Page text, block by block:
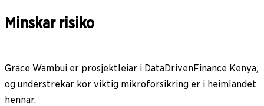
Minskar risiko
Grace Wambui er prosjektleiar i DataDrivenFinance Kenya,
og understrekar kor viktig mikroforsikring er i heimlandet
hennar.